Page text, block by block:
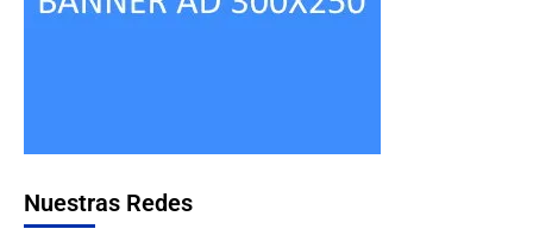
Nuestras Redes